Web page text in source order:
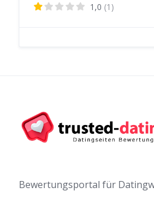
1,0 (1)
Bewertungsportal für